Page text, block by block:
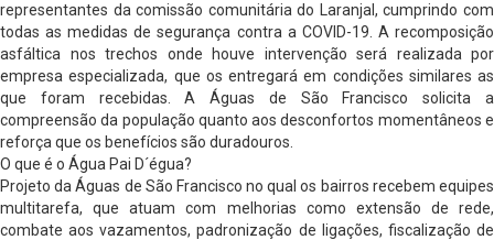
representantes da comissão comunitária do Laranjal, cumprindo com
todas as medidas de segurança contra a COVID-19. A recomposição
asfáltica nos trechos onde houve intervenção será realizada por
empresa especializada, que os entregará em condições similares as
que foram recebidas. A Águas de São Francisco solicita a
compreensão da população quanto aos desconfortos momentâneos e
reforça que os benefícios são duradouros.
O que é o Água Pai D´égua?
Projeto da Águas de São Francisco no qual os bairros recebem equipes
multitarefa, que atuam com melhorias como extensão de rede,
combate aos vazamentos, padronização de ligações, fiscalização de